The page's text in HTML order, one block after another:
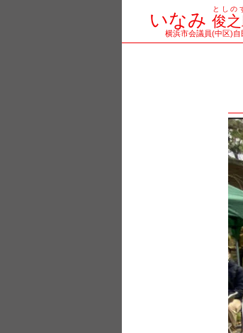
ン
いなみ 俊
としの
横浜市会議員(中区)自